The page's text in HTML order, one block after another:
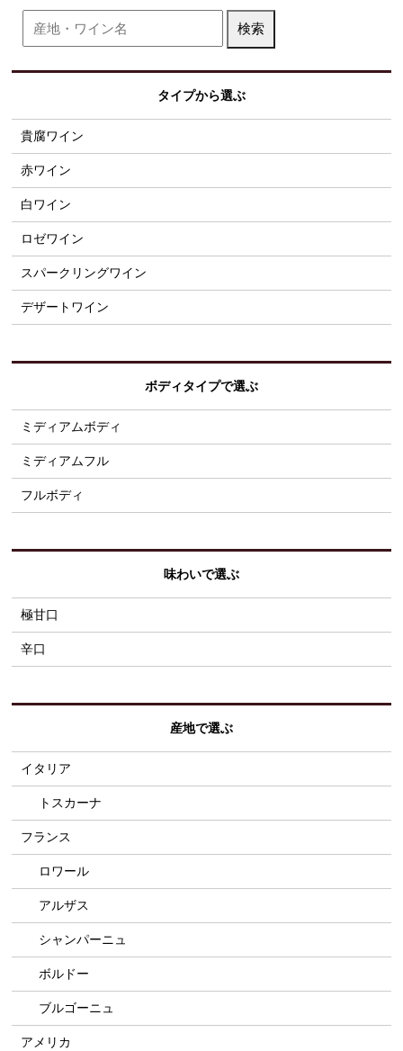
タイプから選ぶ
貴腐ワイン
赤ワイン
白ワイン
ロゼワイン
スパークリングワイン
デザートワイン
ボディタイプで選ぶ
ミディアムボディ
ミディアムフル
フルボディ
味わいで選ぶ
極甘口
辛口
産地で選ぶ
イタリア
トスカーナ
フランス
ロワール
アルザス
シャンパーニュ
ボルドー
ブルゴーニュ
アメリカ